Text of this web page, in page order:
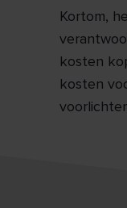
Kortom,
kosten
kosten